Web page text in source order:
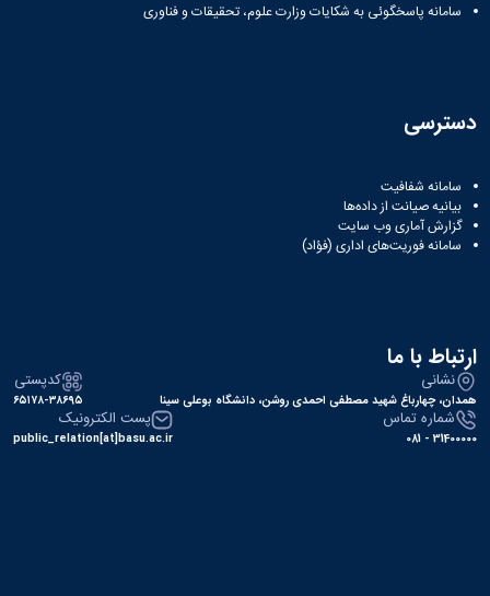
سامانه پاسخگوئی به شکایات وزارت علوم، تحقیقات و فناوری
دسترسی
سامانه شفافیت
بیانیه صیانت از داده‌ها
گزارش آماری وب‌ سایت
سامانه فوریت‌های اداری (فؤاد)
ارتباط با ما
نشانی
همدان، چهارباغ شهید مصطفی احمدی روشن، دانشگاه بوعلی سینا
کدپستی
۶۵۱۷۸-۳۸۶۹۵
شماره تماس
31400000 - 081
پست الکترونیک
public_relation[at]basu.ac.ir